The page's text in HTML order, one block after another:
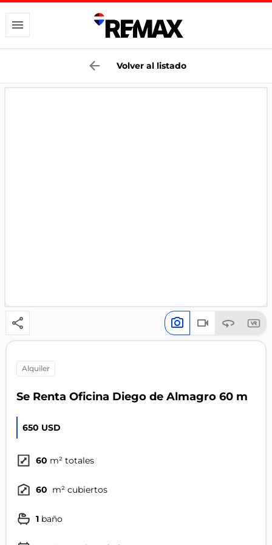
Volver al listado
alquiler
Se Renta Oficina Diego de Almagro 60 m
650 USD
60 m² totales
60 m² cubiertos
1 baño